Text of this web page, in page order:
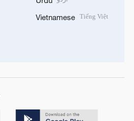
Vietnamese Tiếng Việt